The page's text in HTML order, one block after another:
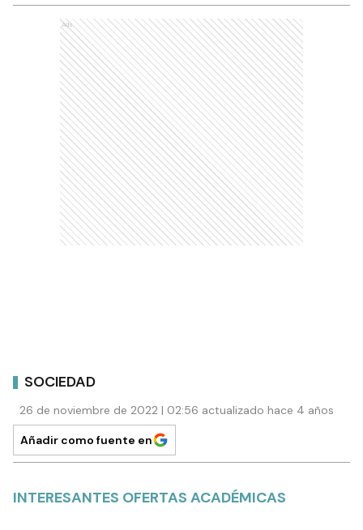
Ads
SOCIEDAD
26 de noviembre de 2022 | 02:56 actualizado hace 4 años
Añadir como fuente en
INTERESANTES OFERTAS ACADÉMICAS